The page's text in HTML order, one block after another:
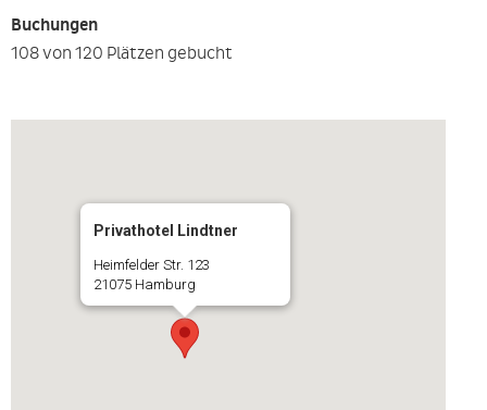
Buchungen
108 von 120 Plätzen gebucht
Privathotel Lindtner
Heimfelder Str. 123
21075 Hamburg